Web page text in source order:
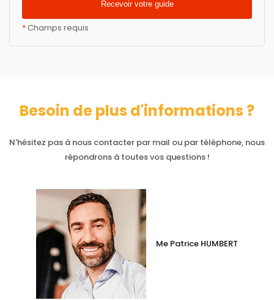
*Champs requis
Besoin de plus d'informations ?
N'hésitez pas à nous contacter par mail ou par téléphone, nous
répondrons à toutes vos questions !
Me Patrice HUMBERT